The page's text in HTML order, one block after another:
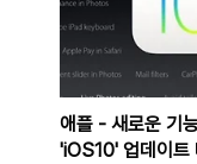
애플 - 새로운 기
'iOS10' 업데이트